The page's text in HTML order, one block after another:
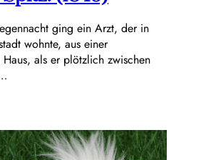
ging ein Arzt, der in
wohnte, aus einer
als er plötzlich zwischen